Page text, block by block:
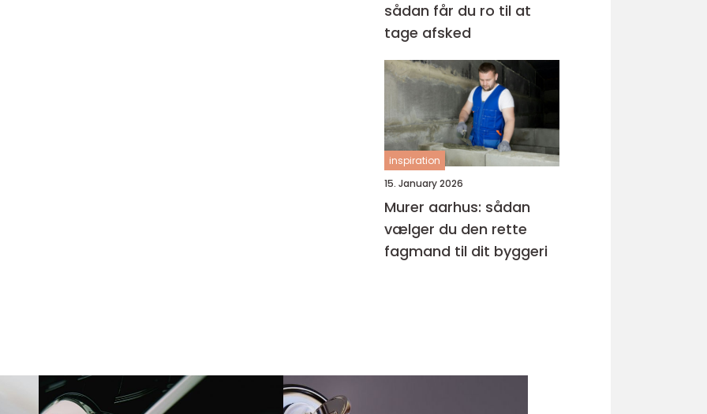
sådan får du ro til at
tage afsked
inspiration
15. January 2026
Murer aarhus: sådan
vælger du den rette
fagmand til dit byggeri